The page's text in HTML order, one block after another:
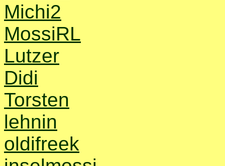
Michi2
MossiRL
Lutzer
Didi
Torsten
lehnin
oldifreek